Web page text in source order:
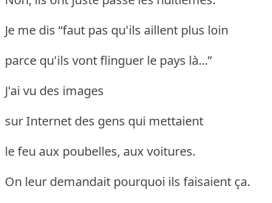
Je me dis “faut pas qu'ils aillent plus loin
parce qu'ils vont flinguer le pays là...”
J'ai vu des images
sur Internet des gens qui mettaient
le feu aux poubelles, aux voitures.
On leur demandait pourquoi ils faisaient ça.